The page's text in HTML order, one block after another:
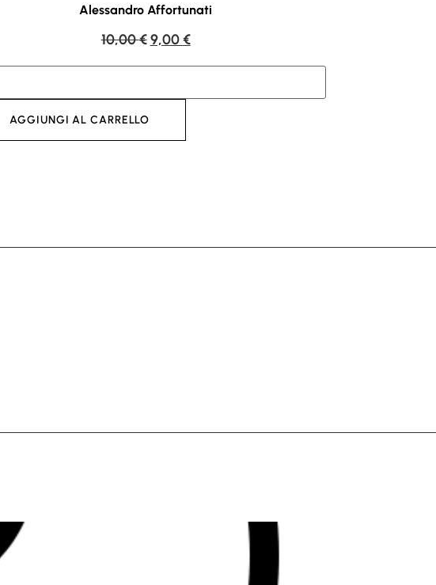
Alessandro Affortunati
10,00€9,00€
AGGIUNGI AL CARRELLO